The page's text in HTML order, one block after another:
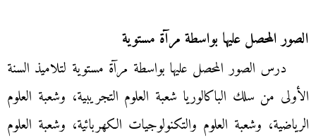
الصور المحصل عليها بواسطة مرآة مستوية
درس الصور المحصل عليها بواسطة مرآة مستوية لتلاميذ السنة
الأولى من سلك الباكالوريا شعبة العلوم التجريبية، وشعبة العلوم
الرياضية، وشعبة العلوم والتكنولوجيات الكهربائية، وشعبة العلوم